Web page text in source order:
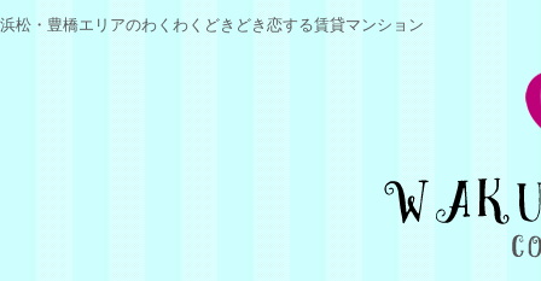
浜松・豊橋エリアのわくわくどきどき恋する賃貸マンション